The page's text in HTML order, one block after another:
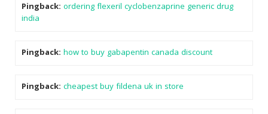
Pingback: ordering flexeril cyclobenzaprine generic drug
india
Pingback: how to buy gabapentin canada discount
Pingback: cheapest buy fildena uk in store